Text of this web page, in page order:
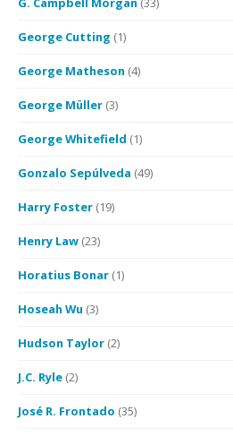
George Cutting (1)
George Matheson (4)
George Müller (3)
George Whitefield (1)
Gonzalo Sepúlveda (49)
Harry Foster (19)
Henry Law (23)
Horatius Bonar (1)
Hoseah Wu (3)
Hudson Taylor (2)
J.C. Ryle (2)
José R. Frontado (35)